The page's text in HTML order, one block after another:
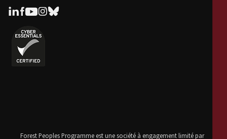
Forest Peoples Programme est une société à engagement limité par